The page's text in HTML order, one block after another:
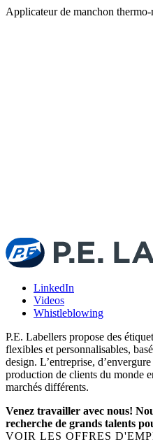
Applicateur de manchon
LinkedIn
Videos
Whistleblowing
P.E. Labellers propose des
flexibles et personnalisables,
design. L’entreprise,
production de clients du monde
marchés différents.
Venez travailler avec nous!
recherche de grands talents
VOIR LES OFFRES